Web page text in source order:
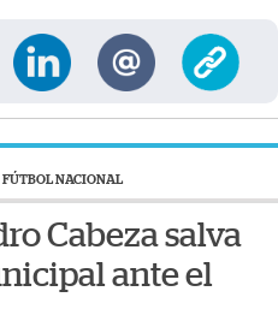
FÚTBOL NACIONAL
Cabeza salva
ante el